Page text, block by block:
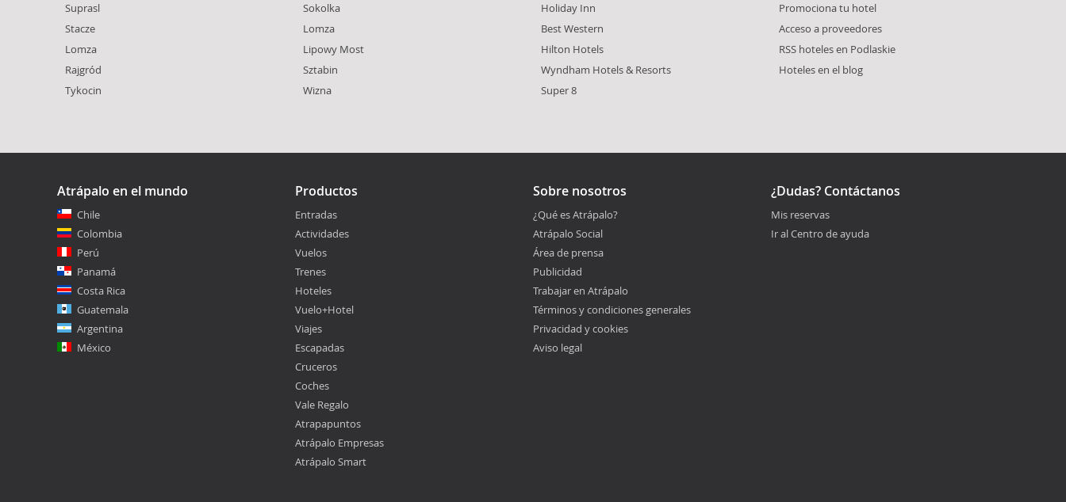
Suprasl
Stacze
Lomza
Rajgród
Tykocin
Sokolka
Lomza
Lipowy Most
Sztabin
Wizna
Holiday Inn
Best Western
Hilton Hotels
Wyndham Hotels & Resorts
Super 8
Promociona tu hotel
Acceso a proveedores
RSS hoteles en Podlaskie
Hoteles en el blog
Atrápalo en el mundo
Chile
Colombia
Perú
Panamá
Costa Rica
Guatemala
Argentina
México
Productos
Entradas
Actividades
Vuelos
Trenes
Hoteles
Vuelo+Hotel
Viajes
Escapadas
Cruceros
Coches
Vale Regalo
Atrapapuntos
Atrápalo Empresas
Atrápalo Smart
Sobre nosotros
¿Qué es Atrápalo?
Atrápalo Social
Área de prensa
Publicidad
Trabajar en Atrápalo
Términos y condiciones generales
Privacidad y cookies
Aviso legal
¿Dudas? Contáctanos
Mis reservas
Ir al Centro de ayuda